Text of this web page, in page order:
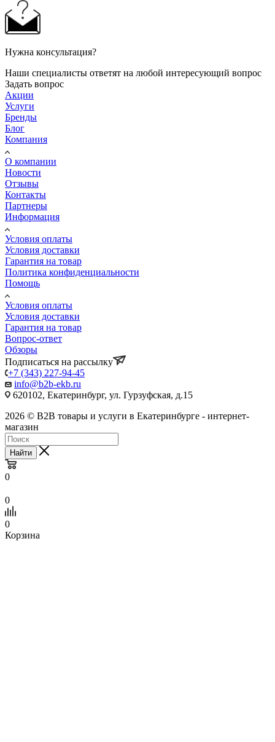
Нужна консультация?
Наши специалисты ответят на любой интересующий вопрос
Задать вопрос
Акции
Услуги
Бренды
Блог
Компания
О компании
Новости
Отзывы
Контакты
Партнеры
Информация
Условия оплаты
Условия доставки
Гарантия на товар
Политика конфиденциальности
Помощь
Условия оплаты
Условия доставки
Гарантия на товар
Вопрос-ответ
Обзоры
Подписаться на рассылку
+7 (343) 227-94-45
info@b2b-ekb.ru
620102, Екатеринбург, ул. Гурзуфская, д.15
2026 © B2B товары и услуги в Екатеринбурге - интернет-
магазин
Найти
0
0
0
Корзина